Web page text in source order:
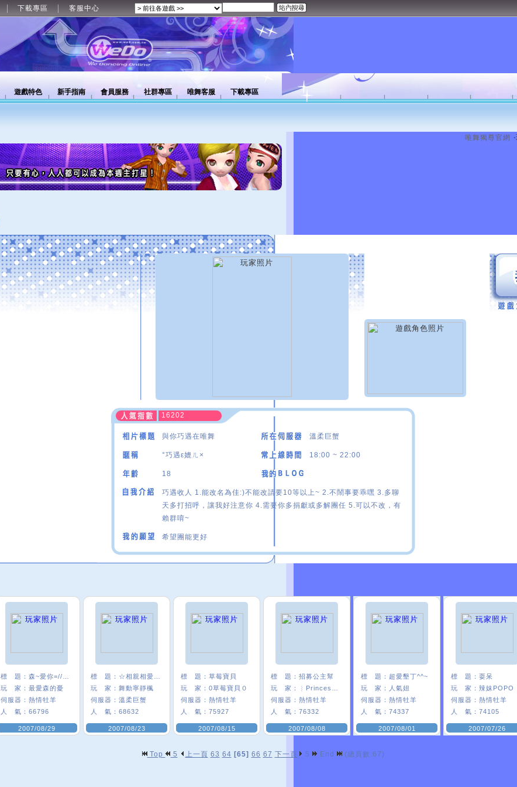
下載專區 客服中心
遊戲特色 新手指南 會員服務 社群專區 唯舞客服 下載專區
唯舞獨尊官網
16202
與你巧遇在唯舞 溫柔巨蟹
°巧遇ε媲ㄦ× 18:00 ~ 22:00
18
巧遇收人 1.能改名為佳:)不能改請要10等以上~ 2.不鬧事要乖嘿 3.多聊
天多打招呼，讓我好注意你 4.需要你多捐獻或多解團任 5.可以不改，有
賴群唷~
希望團能更好
標 題：
玩 家： 最愛森的憂
伺服器： 熱情牡羊
人 氣： 66796
2007/08/29
標 題：
玩 家： 舞動寧靜楓
伺服器： 溫柔巨蟹
人 氣： 68632
2007/08/23
標 題： 草莓寶貝
玩 家： 0草莓寶貝０
伺服器： 熱情牡羊
人 氣： 75927
2007/08/15
標 題： 招募公主幫
玩 家：
伺服器： 熱情牡羊
人 氣： 76332
2007/08/08
標 題： 超愛墾丁^^~
玩 家：
人氣妞
伺服器： 熱情牡羊
人 氣： 74337
2007/08/01
標 題： 耍呆
玩 家： 辣妹POPO
伺服器： 熱情牡羊
人 氣： 74105
2007/07/26
Top 5 上一頁 63 64 [65] 66 67 下一頁 5 End (總頁數:67)